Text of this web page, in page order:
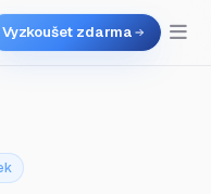
Vyzkoušet zdarma